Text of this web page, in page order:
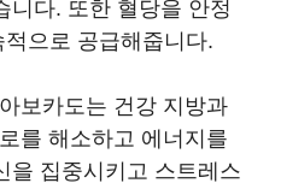
니다. 또한 혈당을 안정
으로 공급해줍니다.
보카도는 건강 지방과
를 해소하고 에너지를
을 집중시키고 스트레스